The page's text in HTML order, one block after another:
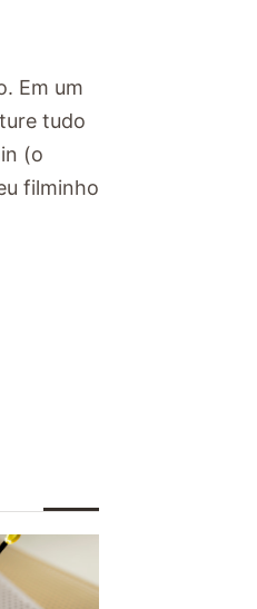
Em um
tudo
(o
filminho